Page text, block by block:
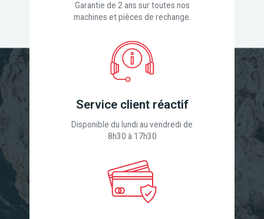
Garantie de 2 ans sur toutes nos
machines et pièces de rechange.
Service client réactif
Disponible du lundi au vendredi de
8h30 à 17h30